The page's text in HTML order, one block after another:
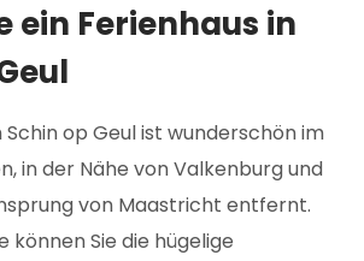
ein Ferienhaus in
Schin op Geul ist wunderschön im
in der Nähe von Valkenburg und
von Maastricht entfernt.
können Sie die hügelige